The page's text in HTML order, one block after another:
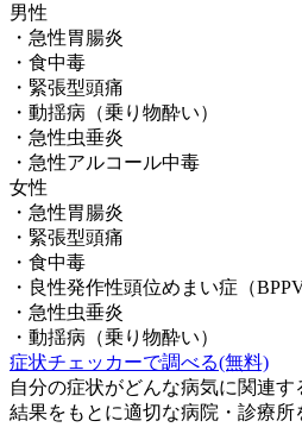
男性
・ 急性胃腸炎
・ 食中毒
・ 緊張型頭痛
・ 動揺病（乗り物酔い）
・ 急性虫垂炎
・ 急性アルコール中毒
女性
・ 急性胃腸炎
・ 緊張型頭痛
・ 食中毒
・ 良性発作性頭位めまい症（BPPV
・ 急性虫垂炎
・ 動揺病（乗り物酔い）
症状チェッカーで調べる(無料)
自分の症状がどんな病気に関連す
結果をもとに適切な病院・診療所